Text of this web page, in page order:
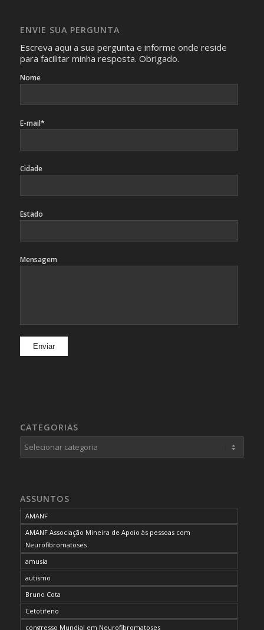
identificação da pessoa fotografada.
ENVIE SUA PERGUNTA
Escreva aqui a sua pergunta e informe onde reside
para facilitar minha resposta. Obrigado.
Nome
E-mail*
Cidade
Estado
Mensagem
CATEGORIAS
Categorias
ASSUNTOS
AMANF
AMANF Associação Mineira de Apoio às pessoas com
Neurofibromatoses
amusia
autismo
Bruno Cota
Cetotifeno
congresso Mundial em Neurofibromatoses